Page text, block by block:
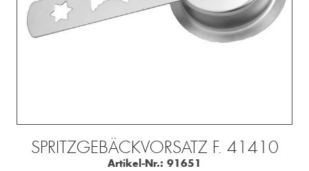
SPRITZGEBÄCKVORSATZ F. 41410
Artikel-Nr.: 91651